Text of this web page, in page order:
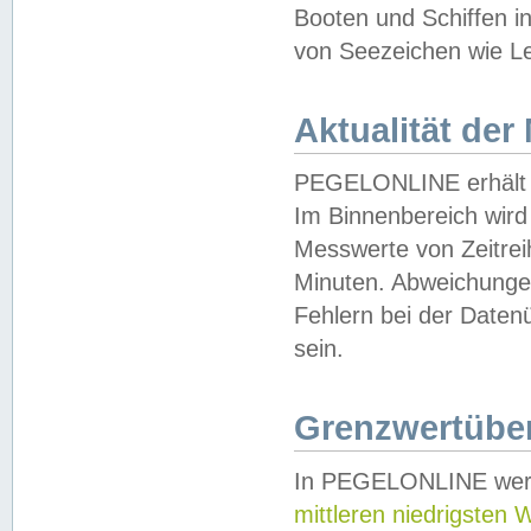
Booten und Schiffen
von Seezeichen wie
Aktualität der
PEGELONLINE
Im Binnenbereich
Messwerte von
Minuten.
Fehlern bei der
sein.
In PEGELONLINE
mittleren niedrigsten